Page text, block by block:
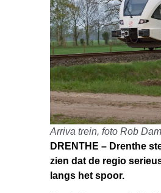
Arriva trein, foto Rob
DRENTHE – Drenthe
zien dat de regio
langs het spoor.